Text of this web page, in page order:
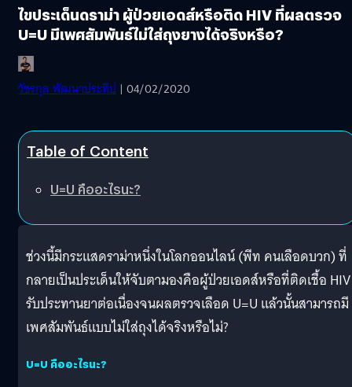
ไขประเด็นดราม่า ผู้ป่วยเอดส์หรือติด HIV ที่ผลตรวจ
U=U มีเพศสัมพันธ์ไม่ใส่ถุงยางได้จริงหรือ?
วัชรกุล พัฒนาประทีป | 04/02/2020
Table of Content
U=U คืออะไรนะ?
ช่วงนี้มีกระแสดราม่าหนึ่งในโลกออนไลน์ (พีท คนเลือดบวก) ที่
กลายเป็นประเด็นให้จับตามองคือผู้ป่วยเอดส์หรือที่ติดเชื้อ HIV
รับประทานยาต่อเนื่องจนผลตรวจเลือด U=U แล้วนั้นสามารถมี
เพศสัมพันธ์แบบไม่ใส่ถุงได้จริงหรือไม่?
U=U คืออะไรนะ?